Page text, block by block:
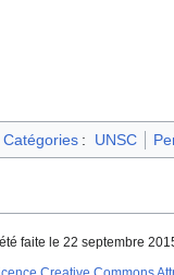
Catégories : UNSC
faite le 22 septembre